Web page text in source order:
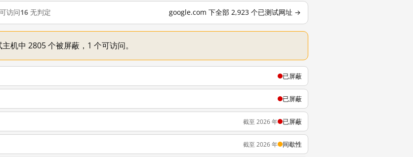
可访问16 无判定 google.com 下全部 2,923 个已测试网址 →
机中 2805 个被屏蔽，1 个可访问。
已屏蔽
已屏蔽
截至 2026 年 已屏蔽
截至 2026 年 间歇性